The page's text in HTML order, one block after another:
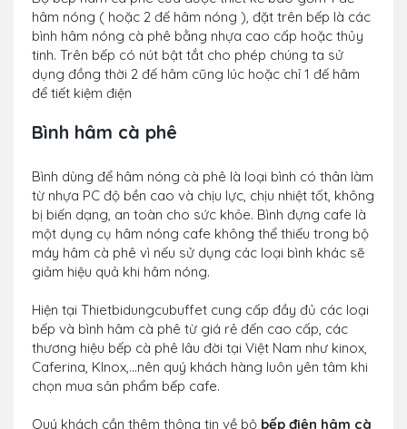
hâm nóng ( hoặc 2 đế hâm nóng ), đặt trên bếp là các
bình hâm nóng cà phê bằng nhựa cao cấp hoặc thủy
tinh. Trên bếp có nút bật tắt cho phép chúng ta sử
dụng đồng thời 2 đế hâm cũng lúc hoặc chỉ 1 đế hâm
để tiết kiệm điện
Bình hâm cà phê
Bình dùng để hâm nóng cà phê là loại bình có thân làm
từ nhựa PC độ bền cao và chịu lực, chịu nhiệt tốt, không
bị biến dạng, an toàn cho sức khỏe. Bình đựng cafe là
một dụng cụ hâm nóng cafe không thể thiếu trong bộ
máy hâm cà phê vì nếu sử dụng các loại bình khác sẽ
giảm hiệu quả khi hâm nóng.
Hiện tại Thietbidungcubuffet cung cấp đầy đủ các loại
bếp và bình hâm cà phê từ giá rẻ đến cao cấp, các
thương hiệu bếp cà phê lâu đời tại Việt Nam như kinox,
Caferina, Klnox,...nên quý khách hàng luôn yên tâm khi
chọn mua sản phẩm bếp cafe.
Quý khách cần thêm thông tin về bộ bếp điện hâm cà